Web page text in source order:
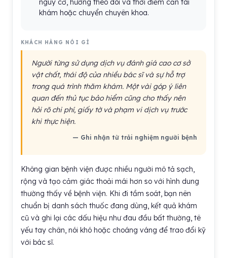
nguy cơ, hướng theo dõi và thời điểm cần tái
khám hoặc chuyển chuyên khoa.
KHÁCH HÀNG NÓI GÌ
Người từng sử dụng dịch vụ đánh giá cao cơ sở
vật chất, thái độ của nhiều bác sĩ và sự hỗ trợ
trong quá trình thăm khám. Một vài góp ý liên
quan đến thủ tục bảo hiểm cũng cho thấy nên
hỏi rõ chi phí, giấy tờ và phạm vi dịch vụ trước
khi thực hiện.
— Ghi nhận từ trải nghiệm người bệnh
Không gian bệnh viện được nhiều người mô tả sạch,
rộng và tạo cảm giác thoải mái hơn so với hình dung
thường thấy về bệnh viện. Khi đi tầm soát, bạn nên
chuẩn bị danh sách thuốc đang dùng, kết quả khám
cũ và ghi lại các dấu hiệu như đau đầu bất thường, tê
yếu tay chân, nói khó hoặc choáng váng để trao đổi kỹ
với bác sĩ.